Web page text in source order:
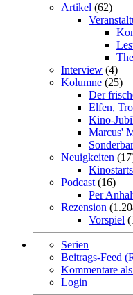
Artikel (62)
Interview (4)
Kolumne (25)
Der
Elfen,
Kino-
Marcus'
Neuigkeiten
Kinostarts
Podcast (16)
Per
Rezension
Vorspiel
Serien
Beitrags-Feed
Kommentare
Login